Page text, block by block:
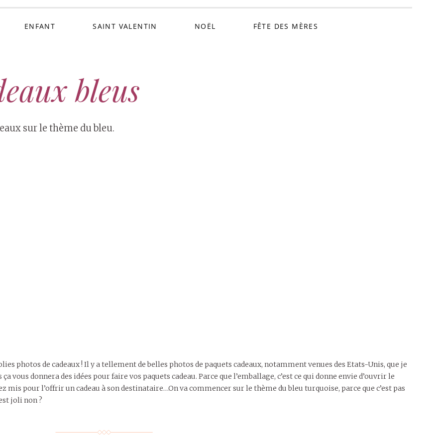
ENFANT SAINT VALENTIN NOËL FÊTE DES MÈRES
bleus
sur le thème du bleu.
photos de cadeaux ! Il y a tellement de belles photos de paquets cadeaux, notamment venues des Etats-Unis, que je
vous donnera des idées pour faire vos paquets cadeau. Parce que l’emballage, c’est ce qui donne envie d’ouvrir le
mis pour l’offrir un cadeau à son destinataire…On va commencer sur le thème du bleu turquoise, parce que c’est pas
joli non ?